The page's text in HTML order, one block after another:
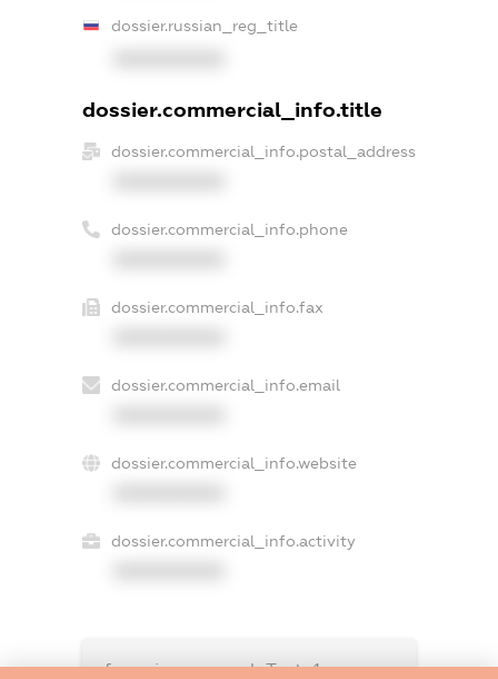
dossier.russian_reg_title
dossier.commercial_info.title
dossier.commercial_info.postal_address
dossier.commercial_info.phone
dossier.commercial_info.fax
dossier.commercial_info.email
dossier.commercial_info.website
dossier.commercial_info.activity
freemium.exampleText_1